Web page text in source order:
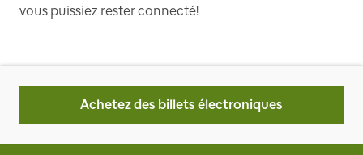
vous puissiez rester connecté!
Achetez des billets électroniques